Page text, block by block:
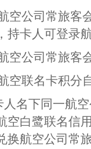
航空公司常旅
持卡人可登录
空公司常旅
航空联名卡积
人名下同一航
空白鹭联名信
换航空公司常